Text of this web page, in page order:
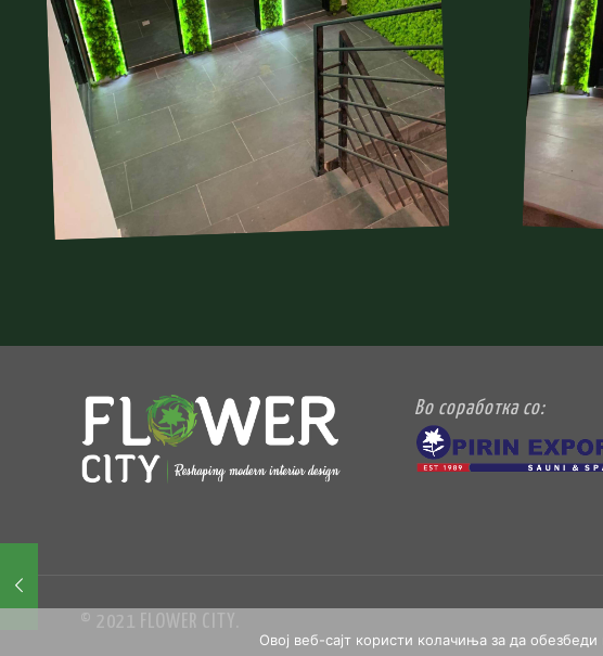
Во соработка со:
© 2021 FLOWER CITY.
Овој веб-сајт користи колачиња за да